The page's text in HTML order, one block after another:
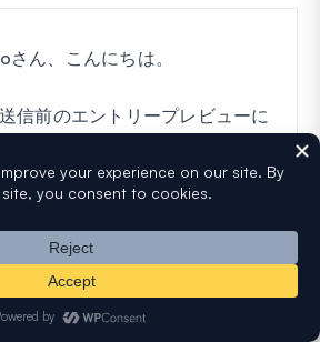
さん、こんにちは。
信前のエントリープレビューに
りません。この機能を将来的に
よう、あなたの投票を追加しま
うございます！